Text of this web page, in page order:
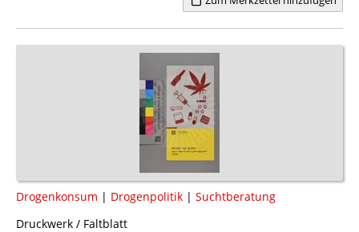
Drogenkonsum | Drogenpolitik | Suchtberatung
Druckwerk / Faltblatt